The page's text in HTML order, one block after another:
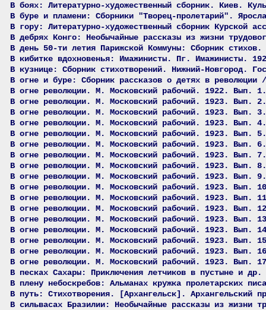
В боях: Литературно-художественный сборник. Киев.
В буре и пламени: Сборники "Творец-пролетарий".
В гору: Литературно-художественный сборник Курской
В дебрях Конго: Необычайные рассказы из жизни
В день 50-ти летия Парижской Коммуны: Сборник стихов.
В кибитке вдохновенья: Имажинисты. Пг. Имажинисты.
В кузнице: Сборник стихотворений. Нижний-Новгород.
В огне и буре: Сборник рассказов о детях в
В огне революции. М. Московский рабочий. 1922. Вып.
В огне революции. М. Московский рабочий. 1923. Вып.
В огне революции. М. Московский рабочий. 1923. Вып.
В огне революции. М. Московский рабочий. 1923. Вып.
В огне революции. М. Московский рабочий. 1923. Вып.
В огне революции. М. Московский рабочий. 1923. Вып.
В огне революции. М. Московский рабочий. 1923. Вып.
В огне революции. М. Московский рабочий. 1923. Вып.
В огне революции. М. Московский рабочий. 1923. Вып.
В огне революции. М. Московский рабочий. 1923. Вып.
В огне революции. М. Московский рабочий. 1923. Вып.
В огне революции. М. Московский рабочий. 1923. Вып.
В огне революции. М. Московский рабочий. 1923. Вып.
В огне революции. М. Московский рабочий. 1923. Вып.
В огне революции. М. Московский рабочий. 1923. Вып.
В огне революции. М. Московский рабочий. 1923. Вып.
В огне революции. М. Московский рабочий. 1923. Вып.
В песках Сахары: Приключения летчиков в пустыне и
В плену небоскребов: Альманах кружка пролетарских
В путь: Стихотворения. [Архангельск]. Архангельский
В сильвасах Бразилии: Необычайные рассказы из